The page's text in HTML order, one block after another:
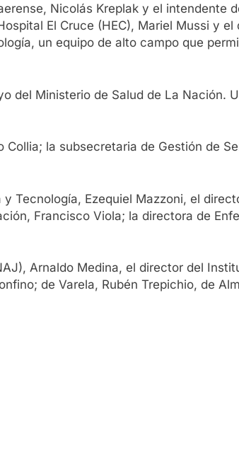
Nicolás Kreplak y el intendente
El Cruce (HEC), Mariel Mussi y
un equipo de alto campo que
del Ministerio de Salud de La Nación.
la subsecretaria de Gestión de
Tecnología, Ezequiel Mazzoni, el
Francisco Viola; la directora de
Arnaldo Medina, el director del
de Varela, Rubén Trepichio, de